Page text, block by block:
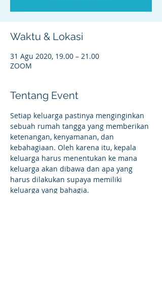
Waktu & Lokasi
31 Agu 2020, 19.00 – 21.00
ZOOM
Tentang Event
Setiap keluarga pastinya menginginkan
sebuah rumah tangga yang memberikan
ketenangan, kenyamanan, dan
kebahagiaan. Oleh karena itu, kepala
keluarga harus menentukan ke mana
keluarga akan dibawa dan apa yang
harus dilakukan supaya memiliki
keluarga yang bahagia.